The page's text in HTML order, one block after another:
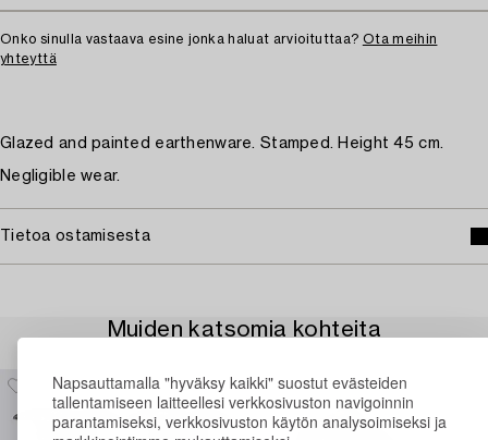
Napsauttamalla "hyväksy kaikki" suostut evästeiden
tallentamiseen laitteellesi verkkosivuston navigoinnin
parantamiseksi, verkkosivuston käytön analysoimiseksi ja
Onko sinulla vastaava esine jonka haluat arvioituttaa? Ota meihin
yhteyttä
Glazed and painted earthenware. Stamped. Height 45 cm.
Negligible wear.
Tietoa ostamisesta
Muiden katsomia kohteita